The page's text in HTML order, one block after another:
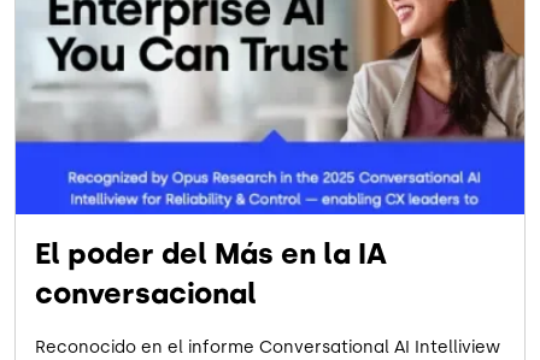
El poder del Más en la IA
conversacional
Reconocido en el informe Conversational AI Intelliview